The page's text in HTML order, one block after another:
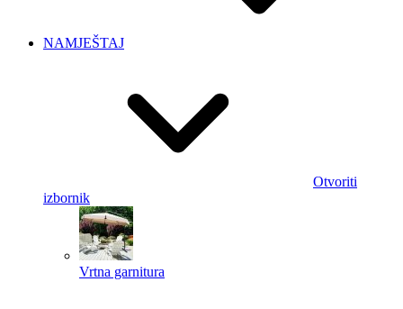
NAMJEŠTAJ
Otvoriti
izbornik
Vrtna garnitura